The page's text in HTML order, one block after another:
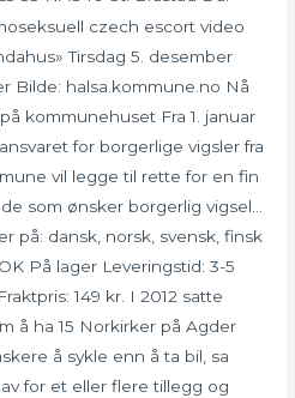
Tirsdag 5. desember
Bilde: halsa.kommune.no Nå
kommunehuset Fra 1. januar
for borgerlige vigsler fra
vil legge til rette for en fin
som ønsker borgerlig vigsel…
på: dansk, norsk, svensk, finsk
På lager Leveringstid: 3-5
149 kr. I 2012 satte
å ha 15 Norkirker på Agder
å sykle enn å ta bil, sa
for et eller flere tillegg og